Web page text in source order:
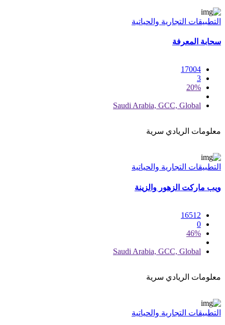
التطبيقات التجارية والحياتية
سحابة المعرفة
17004
3
20%
Saudi Arabia, GCC, Global
معلومات الريادي سرية
التطبيقات التجارية والحياتية
ويب ماركت الزهور والزينة
16512
0
46%
Saudi Arabia, GCC, Global
معلومات الريادي سرية
التطبيقات التجارية والحياتية